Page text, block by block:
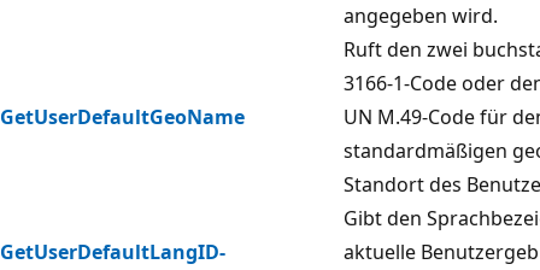
angegeben wird.
GetUserDefaultGeoName
Ruft den zwei
3166-1-Code oder
UN M.49-Code für
standardmäßigen
Standort des
GetUserDefaultLangID-
Gibt den
aktuelle